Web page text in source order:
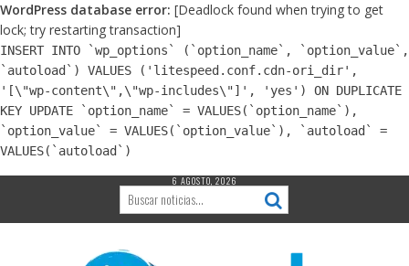
WordPress database error: [Deadlock found when trying to get
lock; try restarting transaction]
INSERT INTO `wp_options` (`option_name`, `option_value`,
`autoload`) VALUES ('litespeed.conf.cdn-ori_dir',
'[\"wp-content\",\"wp-includes\"]', 'yes') ON DUPLICATE
KEY UPDATE `option_name` = VALUES(`option_name`),
`option_value` = VALUES(`option_value`), `autoload` =
VALUES(`autoload`)
contenido
6 AGOSTO, 2026